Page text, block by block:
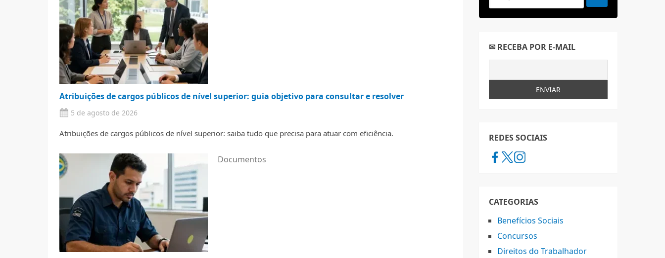
Atribuições de cargos públicos de nível superior: guia objetivo para consultar e resolver
5 de agosto de 2026
Atribuições de cargos públicos de nível superior: saiba tudo que precisa para atuar com eficiência.
Documentos
✉ RECEBA POR E-MAIL
REDES SOCIAIS
CATEGORIAS
Benefícios Sociais
Concursos
Direitos do Trabalhador